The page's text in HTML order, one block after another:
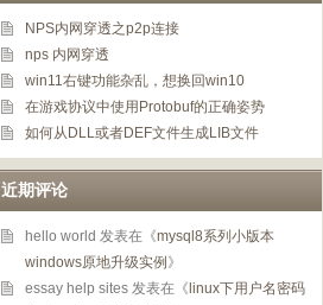
NPS内网穿透之p2p连接
nps 内网穿透
win11右键功能杂乱，想换回win10
在游戏协议中使用Protobuf的正确姿势
如何从DLL或者DEF文件生成LIB文件
近期评论
hello world 发表在《mysql8系列小版本
windows原地升级实例 》
essay help sites 发表在《 linux下用户名密码